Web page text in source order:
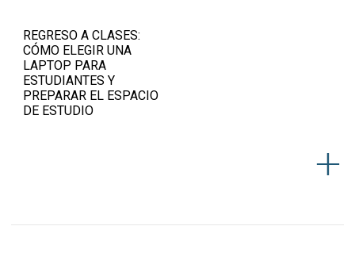
REGRESO A CLASES:
CÓMO ELEGIR UNA
LAPTOP PARA
ESTUDIANTES Y
PREPARAR EL ESPACIO
DE ESTUDIO